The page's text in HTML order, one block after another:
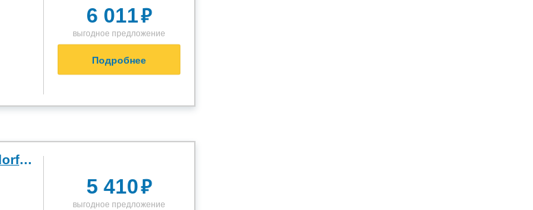
6 011₽
выгодное предложение
Подробнее
Dorint Hotel Koln-Junkersdorf 3*
5 410₽
выгодное предложение